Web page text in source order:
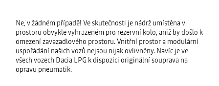
Ne, v žádném případě! Ve skutečnosti je nádrž umístěna v
prostoru obvykle vyhrazeném pro rezervní kolo, aniž by došlo k
omezení zavazadlového prostoru. Vnitřní prostor a modulární
uspořádání našich vozů nejsou nijak ovlivněny. Navíc je ve
všech vozech Dacia LPG k dispozici originální souprava na
opravu pneumatik.